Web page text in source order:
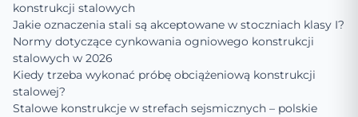
konstrukcji stalowych
Jakie oznaczenia stali są akceptowane w stoczniach klasy I?
Normy dotyczące cynkowania ogniowego konstrukcji
stalowych w 2026
Kiedy trzeba wykonać próbę obciążeniową konstrukcji
stalowej?
Stalowe konstrukcje w strefach sejsmicznych – polskie